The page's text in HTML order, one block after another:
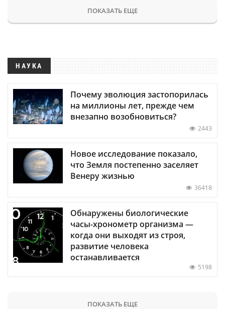
ПОКАЗАТЬ ЕЩЕ
НАУКА
Почему эволюция застопорилась
на миллионы лет, прежде чем
внезапно возобновиться?
2443
Новое исследование показало,
что Земля постепенно заселяет
Венеру жизнью
36418
Обнаружены биологические
часы-хронометр организма —
когда они выходят из строя,
развитие человека
останавливается
5198
ПОКАЗАТЬ ЕЩЕ